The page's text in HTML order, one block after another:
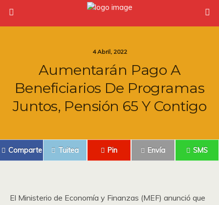
4 Abril, 2022
Aumentarán Pago A
Beneficiarios De Programas
Juntos, Pensión 65 Y Contigo
Comparte Tuitea Pin Envía SMS
El Ministerio de Economía y Finanzas (MEF) anunció que